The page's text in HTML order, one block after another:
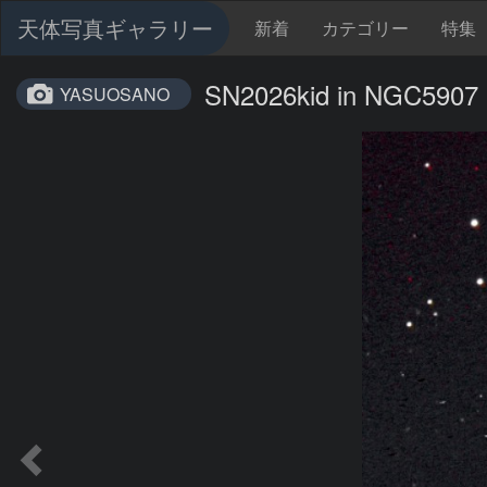
天体写真ギャラリー 新着 カテゴリー 特集
YASUOSANO SN2026kid in NGC5907